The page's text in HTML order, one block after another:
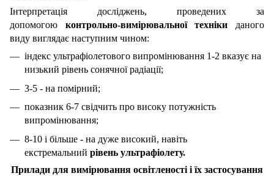
Інтерпретація досліджень, проведених за
допомогою контрольно-вимірювальної техніки даного
виду виглядає наступним чином:
індекс ультрафіолетового випромінювання 1-2 вказує на
низький рівень сонячної радіації;
3-5 - на помірний;
показник 6-7 свідчить про високу потужність
випромінювання;
8-10 і більше - на дуже високий, навіть
екстремальний рівень ультрафіолету.
Прилади для вимірювання освітленості і їх застосування